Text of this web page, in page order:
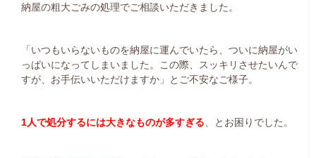
納屋の粗大ごみの処理でご相談いただきました。
「いつもいらないものを納屋に運んでいたら、ついに納屋がい
っぱいになってしまいました。この際、スッキリさせたいんで
すが、お手伝いいただけますか」とご不安なご様子。
1人で処分するには大きなものが多すぎる 、とお困りでした。